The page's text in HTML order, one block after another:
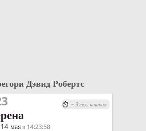
Дэвид Робертс
14 мая в 14:23:58
~ 3 сек. чтения